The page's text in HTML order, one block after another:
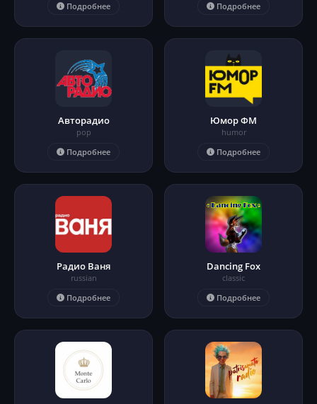
Подробнее
Подробнее
Авторадио
pop
Подробнее
Юмор ФМ
humor
Подробнее
Радио Ваня
russian
Подробнее
Dancing Fox
classic
Подробнее